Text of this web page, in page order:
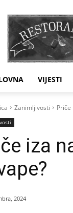
VIJESTI
Zanimljivosti Priče
iza
2024